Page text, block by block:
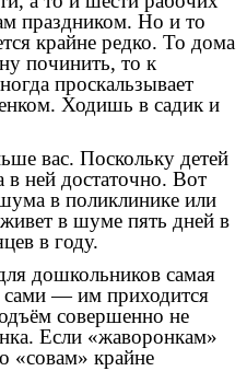
праздником. Но и то
крайне редко. То дома
починить, то к
проскальзывает
Ходишь в садик и
вас. Поскольку детей
ней достаточно. Вот
в поликлинике или
в шуме пять дней в
в году.
дошкольников самая
сами — им приходится
совершенно не
Если «жаворонкам»
«совам» крайне